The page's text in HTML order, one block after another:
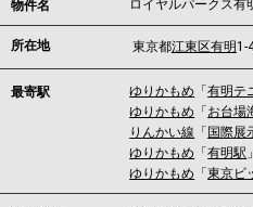
物件名 ロイヤルパークス有
所在地 東京都江東区有明 1-
最寄駅 ゆりかもめ 「有明テ
ゆりかもめ 「 お台場
りんかい線 「 国際展
ゆりかもめ 「有明駅
ゆりかもめ 「東京ビ